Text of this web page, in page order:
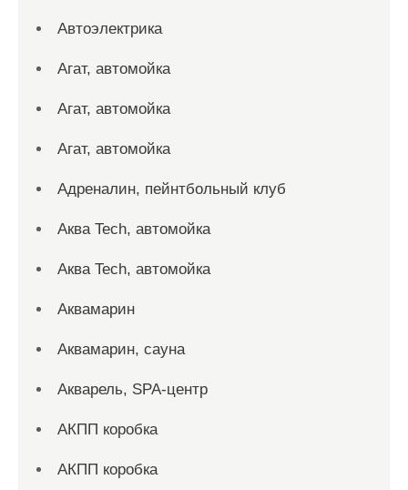
Автоэлектрика
Агат, автомойка
Агат, автомойка
Агат, автомойка
Адреналин, пейнтбольный клуб
Аква Tech, автомойка
Аква Tech, автомойка
Аквамарин
Аквамарин, сауна
Акварель, SPA-центр
АКПП коробка
АКПП коробка